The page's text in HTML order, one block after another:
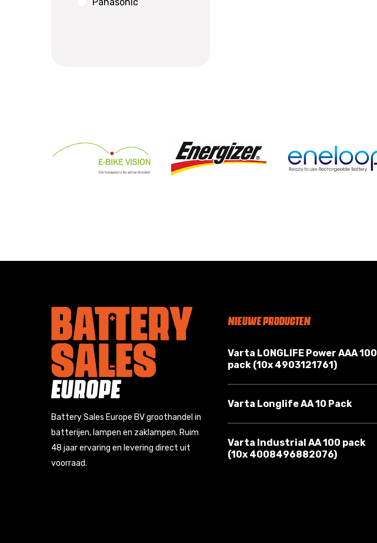
Battery Sales Europe BV groothandel in
batterijen, lampen en zaklampen. Ruim
48 jaar ervaring en levering direct uit
voorraad.
NIEUWE PRODUCTEN
Varta LONGLIFE Power AAA 100
pack (10x 4903121761)
Varta Longlife AA 10 Pack
Varta Industrial AA 100 pack
(10x 4008496882076)